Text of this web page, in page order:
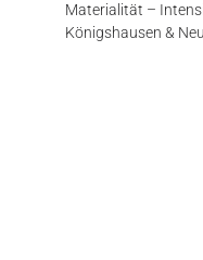
Materialität –
Königshausen &